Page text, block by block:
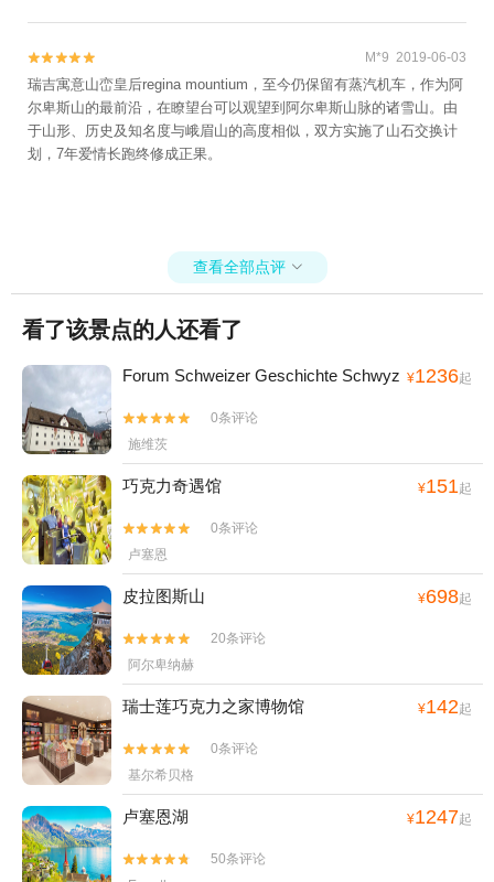

 M*9 2019-06-03
瑞吉寓意山峦皇后regina mountium，至今仍保留有蒸汽机车，作为阿
尔卑斯山的最前沿，在瞭望台可以观望到阿尔卑斯山脉的诸雪山。由
于山形、历史及知名度与峨眉山的高度相似，双方实施了山石交换计
划，7年爱情长跑终修成正果。
查看全部点评 
看了该景点的人还看了
Forum Schweizer Geschichte Schwyz ¥1236起


0条评论
施维茨
巧克力奇遇馆 ¥151起


0条评论
卢塞恩
皮拉图斯山 ¥698起


20条评论
阿尔卑纳赫
瑞士莲巧克力之家博物馆 ¥142起


0条评论
基尔希贝格
卢塞恩湖 ¥1247起


50条评论